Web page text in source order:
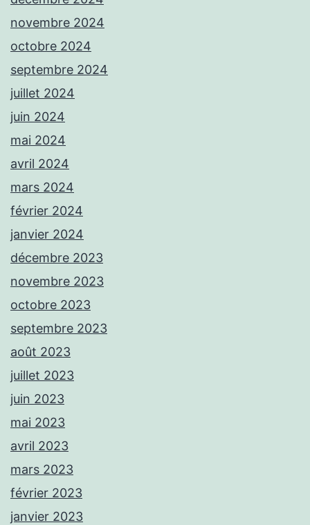
novembre 2024
octobre 2024
septembre 2024
juillet 2024
juin 2024
mai 2024
avril 2024
mars 2024
février 2024
janvier 2024
décembre 2023
novembre 2023
octobre 2023
septembre 2023
août 2023
juillet 2023
juin 2023
mai 2023
avril 2023
mars 2023
février 2023
janvier 2023